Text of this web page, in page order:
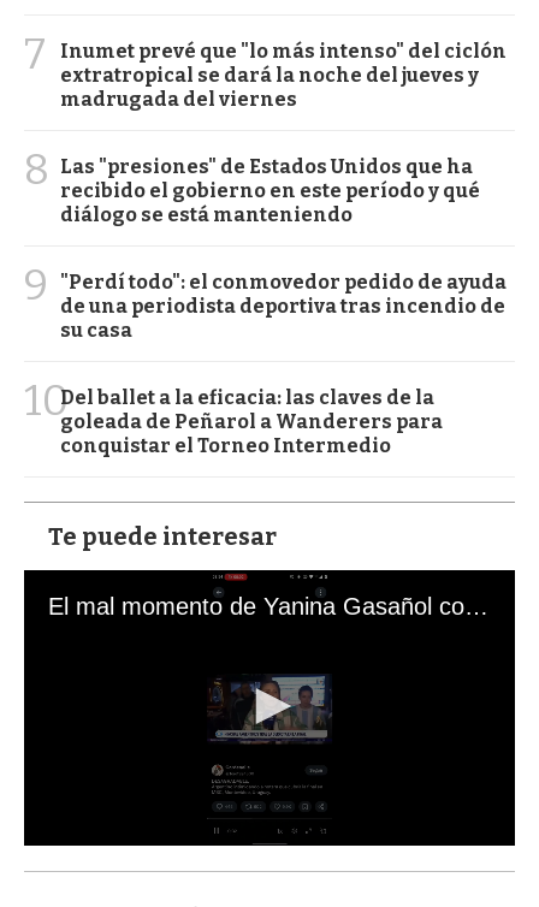
7
Inumet prevé que "lo más intenso" del ciclón
extratropical se dará la noche del jueves y
madrugada del viernes
8
Las "presiones" de Estados Unidos que ha
recibido el gobierno en este período y qué
diálogo se está manteniendo
9
"Perdí todo": el conmovedor pedido de ayuda
de una periodista deportiva tras incendio de
su casa
10Del ballet a la eficacia: las claves de la
goleada de Peñarol a Wanderers para
conquistar el Torneo Intermedio
Te puede interesar
El mal momento de Yanina Gasañol con un hincha argentino en "Subrayado"
s